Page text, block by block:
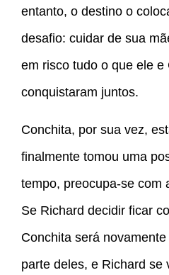
entanto, o destino o
desafio: cuidar de sua
em risco tudo o que ele e
conquistaram juntos.
Conchita, por sua vez,
finalmente tomou uma
tempo, preocupa-se com
Se Richard decidir ficar
Conchita será
parte deles, e Richard se